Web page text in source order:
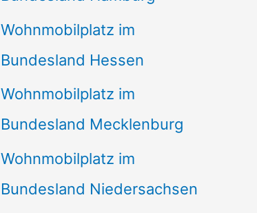
Wohnmobilplatz im
Bundesland Hessen
Wohnmobilplatz im
Bundesland Mecklenburg
Wohnmobilplatz im
Bundesland Niedersachsen